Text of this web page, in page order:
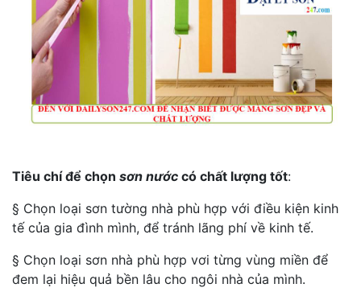
Tiêu chí để chọn sơn nước có chất lượng tốt:
§ Chọn loại sơn tường nhà phù hợp với điều kiện kinh
tế của gia đình mình, để tránh lãng phí về kinh tế.
§ Chọn loại sơn nhà phù hợp vơi từng vùng miền để
đem lại hiệu quả bền lâu cho ngôi nhà của mình.